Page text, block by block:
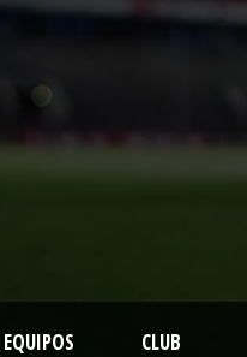
EQUIPOS CLUB